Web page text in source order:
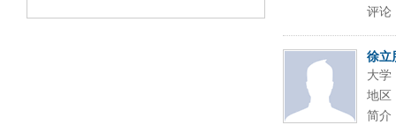
评论
徐立
大学
地区
简介